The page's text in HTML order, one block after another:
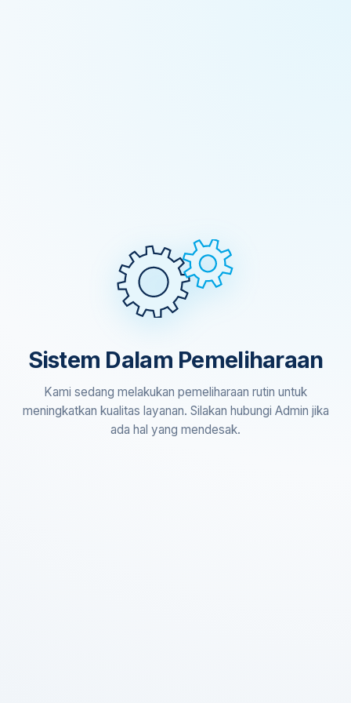
Sistem Dalam Pemeliharaan
Kami sedang melakukan pemeliharaan rutin untuk
meningkatkan kualitas layanan. Silakan hubungi Admin jika
ada hal yang mendesak.